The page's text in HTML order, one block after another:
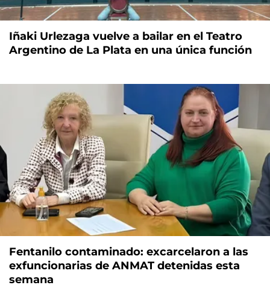
Iñaki Urlezaga vuelve a bailar en el Teatro
Argentino de La Plata en una única función
Fentanilo contaminado: excarcelaron a las
exfuncionarias de ANMAT detenidas esta
semana